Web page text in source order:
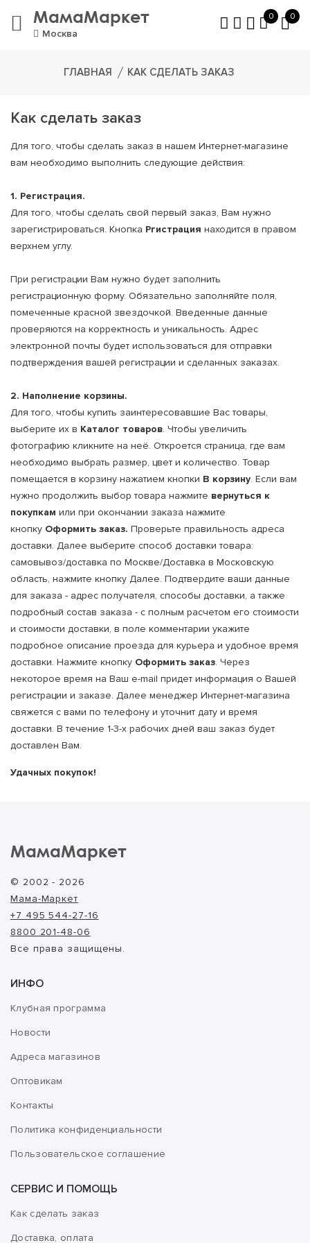
МамаМаркет
Москва
0 0
ГЛАВНАЯ КАК СДЕЛАТЬ ЗАКАЗ
Как сделать заказ
Для того, чтобы сделать заказ в нашем Интернет-магазине
вам необходимо выполнить следующие действия:
1. Регистрация.
Для того, чтобы сделать свой первый заказ, Вам нужно
зарегистрироваться. Кнопка Ргистрация находится в правом
верхнем углу.
При регистрации Вам нужно будет заполнить
регистрационную форму. Обязательно заполняйте поля,
помеченные красной звездочкой. Введенные данные
проверяются на корректность и уникальность. Адрес
электронной почты будет использоваться для отправки
подтверждения вашей регистрации и сделанных заказах.
2. Наполнение корзины.
Для того, чтобы купить заинтересовавшие Вас товары,
выберите их в Каталог товаров. Чтобы увеличить
фотографию кликните на неё. Откроется страница, где вам
необходимо выбрать размер, цвет и количество. Товар
помещается в корзину нажатием кнопки В корзину. Если вам
нужно продолжить выбор товара нажмите вернуться к
покупкам или при окончании заказа нажмите
кнопку Оформить заказ. Проверьте правильность адреса
доставки. Далее выберите способ доставки товара:
самовывоз/доставка по Москве/Доставка в Московскую
область, нажмите кнопку Далее. Подтвердите ваши данные
для заказа - адрес получателя, способы доставки, а также
подробный состав заказа - с полным расчетом его стоимости
и стоимости доставки, в поле комментарии укажите
подробное описание проезда для курьера и удобное время
доставки. Нажмите кнопку Оформить заказ. Через
некоторое время на Ваш е-mail придет информация о Вашей
регистрации и заказе. Далее менеджер Интернет-магазина
свяжется с вами по телефону и уточнит дату и время
доставки. В течение 1-3-х рабочих дней ваш заказ будет
доставлен Вам.
Удачных покупок!
МамаМаркет
© 2002 - 2026
Мама-Маркет
+7 495 544-27-16
8800 201-48-06
Все права защищены.
ИНФО
Клубная программа
Новости
Адреса магазинов
Оптовикам
Контакты
Политика конфиденциальности
Пользовательское соглашение
СЕРВИС И ПОМОЩЬ
Как сделать заказ
Доставка, оплата